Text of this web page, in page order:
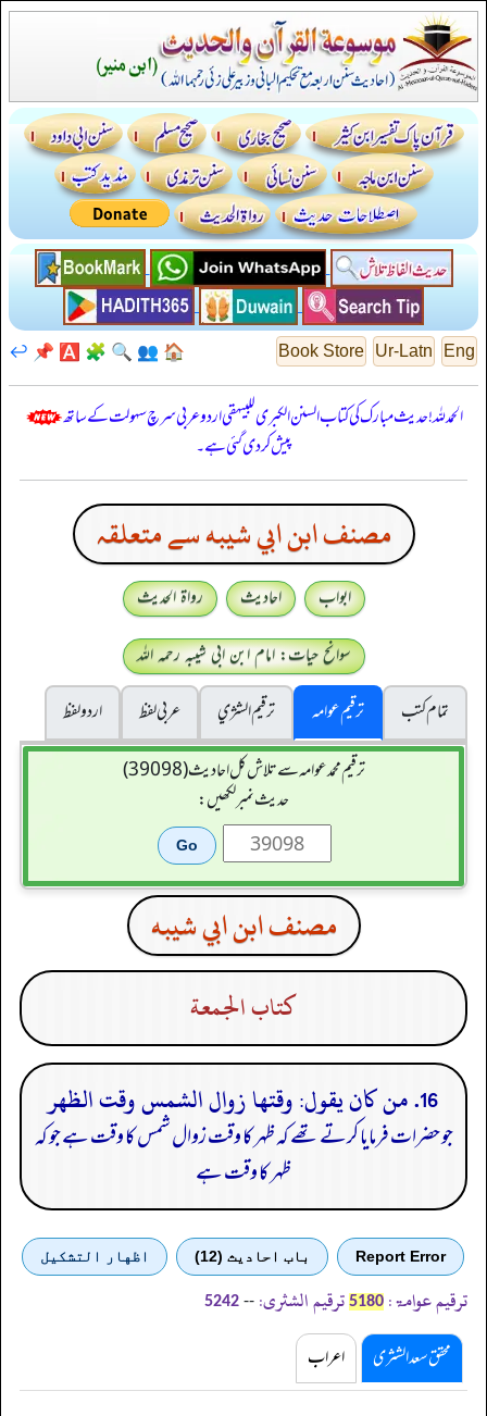
Eng
Ur-Latn
Book Store
🏠
👥
🔍
🧩
🅰️
📌
↩️
الحمدللہ! حدیث مبارک کی کتاب السنن الكبرى للبيهقي اردو عربی سرچ سہولت کے ساتھ
پیش کر دی گئی ہے۔
مصنف ابن ابي شيبه سے متعلقہ
ابواب احادیث
رواۃ الحدیث
سوانح حیات: امام ابن ابی شیبہ رحمہ اللہ
تمام کتب
ترقیم عوامہ ترقيم الشژي عربی لفظ
اردو لفظ
ترقیم محمدعوامہ سے تلاش کل احادیث (39098)
حدیث نمبر لکھیں:
مصنف ابن ابي شيبه
كتاب الجمعة
16. من كان يقول: وقتها زوال الشمس وقت الظهر
جو حضرات فرمایا کرتے تھے کہ ظہر کا وقت زوال شمس کا وقت ہے جو کہ
ظہر کا وقت ہے
Report Error باب احادیث (12) اظهار التشكيل
ترقیم عوامۃ: 5180 ترقیم الشثری: --
5242
محقق سعد الشثری اعراب